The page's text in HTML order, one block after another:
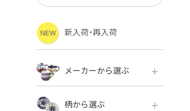
新入荷・再入荷
メーカーから選ぶ
ボレス
柄から選ぶ